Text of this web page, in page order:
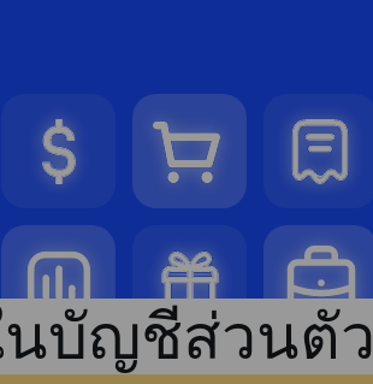
นบัญชีส่วนตัว